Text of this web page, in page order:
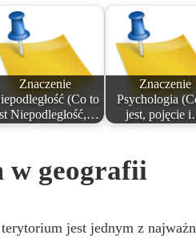
Znaczenie
(Co to
Niepodległość,…
Znaczenie
Psychologia
jest, pojęcie
w geografii
jest jednym z